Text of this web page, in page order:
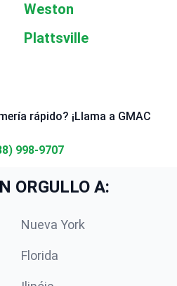
Weston
Plattsville
rápido? ¡Llama a GMAC
998-9707
ORGULLO A:
Nueva York
Florida